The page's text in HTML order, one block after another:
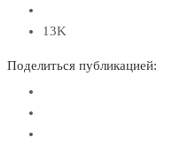
13K
Поделиться публикацией: